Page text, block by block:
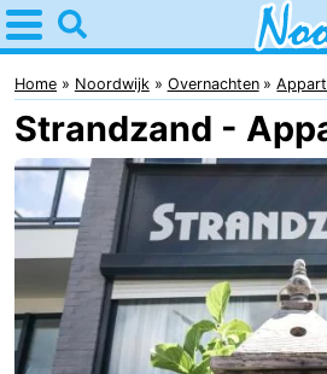
Home
Noordwijk
Tips
Voor
kinderen
Overnachten
Appartementen
Bed
Home Noordwijk Overnachten
Strandzand -